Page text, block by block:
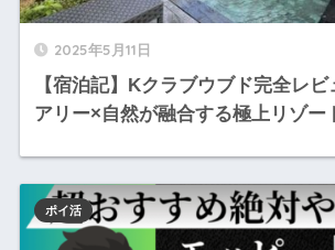
2025年5月11日
【宿泊記】Kクラブウブド完全レ
アリー×自然が融合する極上リゾー
ポイ活